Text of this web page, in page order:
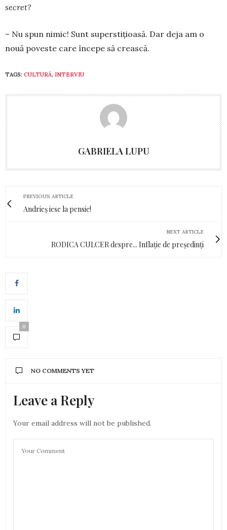
secret?
– Nu spun nimic! Sunt superstițioasă. Dar deja am o
nouă poveste care începe să crească.
TAGS: CULTURĂ, INTERVIU
GABRIELA LUPU
PREVIOUS ARTICLE
Andrieș iese la pensie!
NEXT ARTICLE
RODICA CULCER despre... Inflație de președinți
0
NO COMMENTS YET
Leave a Reply
Your email address will not be published.